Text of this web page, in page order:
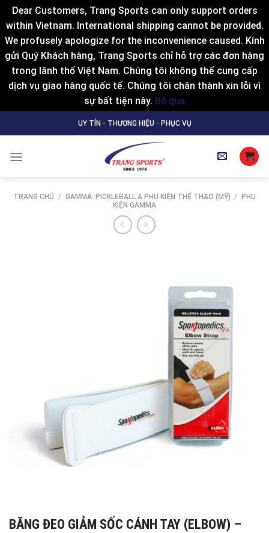
Dear Customers, Trang Sports can only support orders
within Vietnam. International shipping cannot be provided.
We profusely apologize for the inconvenience caused. Kính
gửi Quý Khách hàng, Trang Sports chỉ hỗ trợ các đơn hàng
trong lãnh thổ Việt Nam. Chúng tôi không thể cung cấp
dịch vụ giao hàng quốc tế. Chúng tôi chân thành xin lỗi vì
sự bất tiện này. Bỏ qua
to
UY TÍN - THƯƠNG HIỆU - PHỤC VỤ
TRANG CHỦ / GAMMA: PICKLEBALL & PHỤ KIỆN THỂ THAO (MỸ) /
PHỤ
KIỆN GAMMA
BĂNG ĐEO GIẢM SỐC CÁNH TAY (ELBOW) –